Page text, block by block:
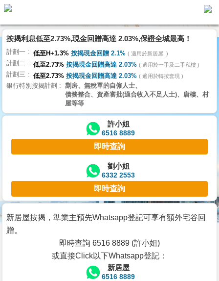
代
理
主
頁
搵
樓/
交
業
主
宅
谷
按
按揭利息低至2.73%,現金回贈高達 2.03%,保證全城最高！
計劃一 低至H+1.3% 按揭現金回贈 2.1% 適用於新居屋
計劃二 低至2.73% 按揭現金回贈高達 2.03% 適用於一手及二手私樓
計劃三 低至2.73% 按揭現金回贈高達 2.03% 適用於轉按套現
銀行特別按揭計劃
劏房、無稅單的自僱人士、
債務整合、資產審批(適合收入不足人士)、唐樓、村
屋等等
許小姐
6516 8889
即時查詢
劉小姐
6332 2553
即時查詢
新居屋按揭，準業主預先Whatsapp登記可享有額外宅谷回
贈。
即時查詢 6516 8889 (許小姐)
或直接Click以下Whatsapp登記：
新居屋
6516 8889